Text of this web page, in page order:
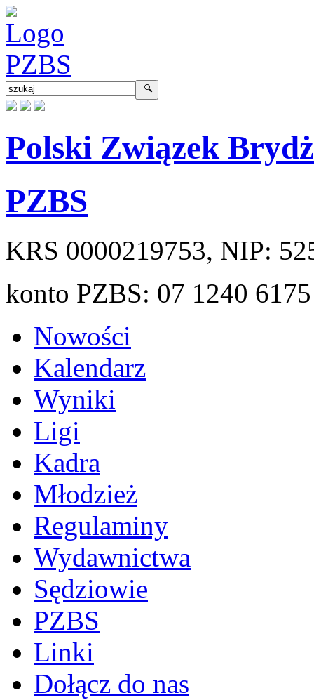
Polski Związek
PZBS
KRS 0000219753, NIP:
konto PZBS: 07 1240
Nowości
Kalendarz
Wyniki
Ligi
Kadra
Młodzież
Regulaminy
Wydawnictwa
Sędziowie
PZBS
Linki
Dołącz do nas